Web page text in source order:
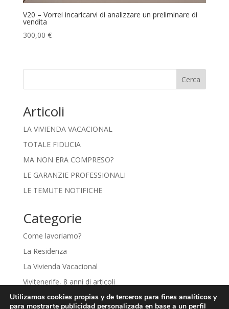
V20 – Vorrei incaricarvi di analizzare un preliminare di
vendita
300,00 €
Cerca
Articoli
LA VIVIENDA VACACIONAL
TOTALE FIDUCIA
MA NON ERA COMPRESO?
LE GARANZIE PROFESSIONALI
LE TEMUTE NOTIFICHE
Categorie
Come lavoriamo?
La Residenza
La Vivienda Vacacional
Vivitenerife, 8 anni di articoli
Utilizamos cookies propias y de terceros para fines analíticos y
para mostrarte publicidad personalizada en base a un perfil